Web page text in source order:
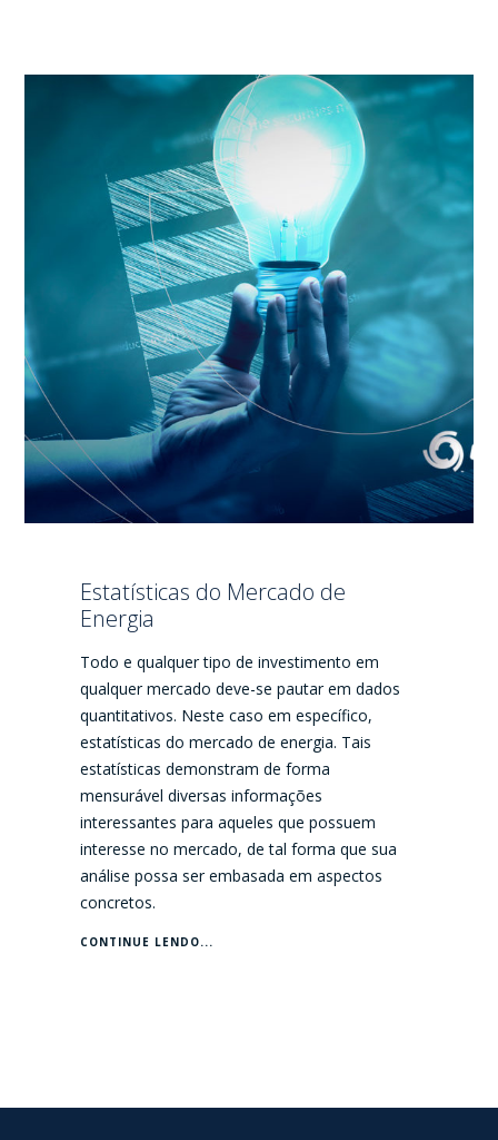
Estatísticas do Mercado de
Energia
Todo e qualquer tipo de investimento em
qualquer mercado deve-se pautar em dados
quantitativos. Neste caso em específico,
estatísticas do mercado de energia. Tais
estatísticas demonstram de forma
mensurável diversas informações
interessantes para aqueles que possuem
interesse no mercado, de tal forma que sua
análise possa ser embasada em aspectos
concretos.
CONTINUE LENDO...